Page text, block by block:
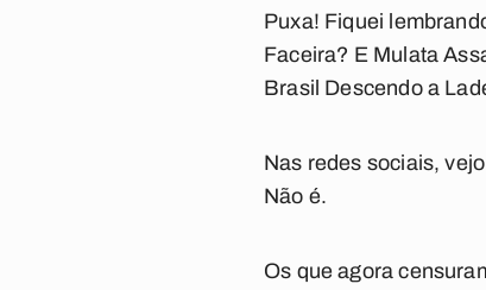
Puxa! Fiquei
Faceira? E Mulata
Brasil Descendo a
Nas redes sociais,
Não é.
Os que agora